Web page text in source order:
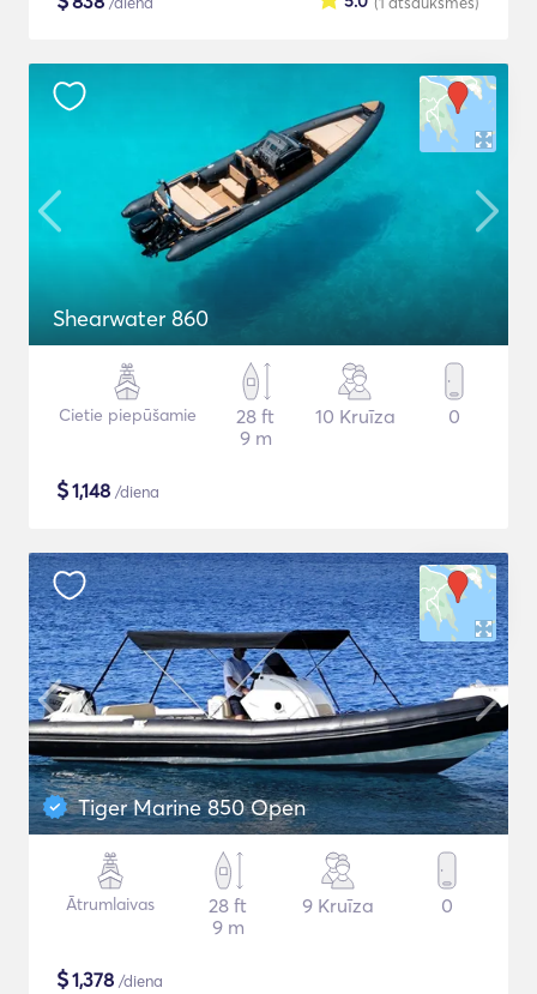
Shearwater 860
Cietie piepūšamie
28 ft
9 m
10 Kruīza 0
$1,148 /diena
Tiger Marine 850 Open
Ātrumlaivas
28 ft
9 m
9 Kruīza 0
$1,378 /diena